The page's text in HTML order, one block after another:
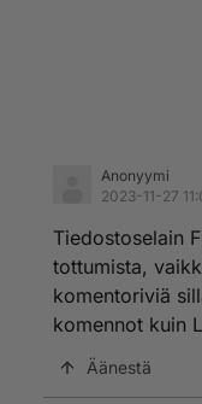
Anonyymi
2023-11-27
Tiedostoselain
tottumista,
komentoriviä
komennot kuin
Äänestä